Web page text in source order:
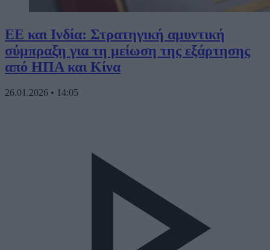
ΕΕ και Ινδία: Στρατηγική αμυντική
σύμπραξη για τη μείωση της εξάρτησης
από ΗΠΑ και Κίνα
26.01.2026 • 14:05